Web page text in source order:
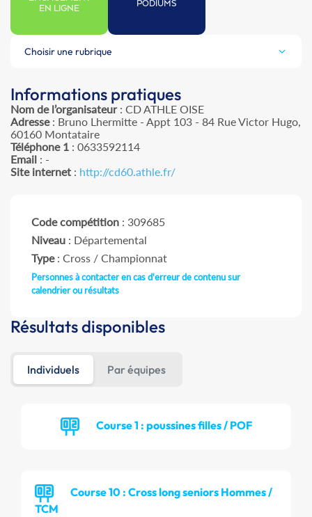
EN LIGNE
PODIUMS
Choisir une rubrique
Informations pratiques
Nom de l’organisateur: CD ATHLE OISE
Adresse: Bruno Lhermitte - Appt 103 - 84 Rue Victor Hugo,
60160 Montataire
Téléphone 1 : 0633592114
Email : -
Site internet : http://cd60.athle.fr/
Code compétition : 309685
Niveau : Départemental
Type: Cross / Championnat
Personnes à contacter en cas d'erreur de contenu sur
calendrier ou résultats
Résultats disponibles
Individuels Par équipes
Course 1 : poussines filles / POF
Course 10 : Cross long seniors Hommes /
TCM